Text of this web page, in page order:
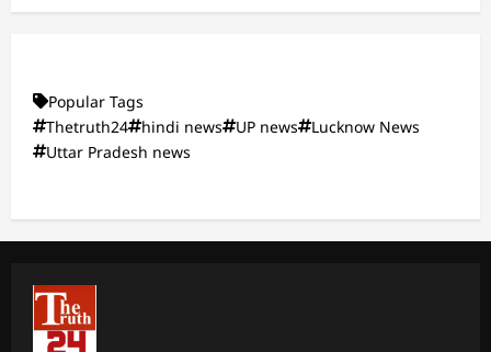
Popular Tags
Thetruth24
hindi news UP news
Lucknow News
Uttar Pradesh news